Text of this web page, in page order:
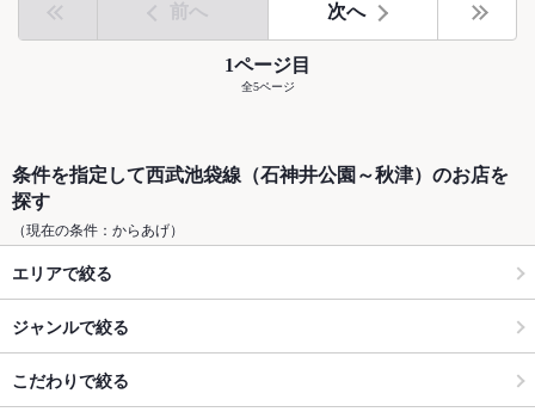
前へ 次へ
1ページ目
全5ページ
条件を指定して西武池袋線（石神井公園～秋津）のお店を
探す
（現在の条件：からあげ）
エリアで絞る
ジャンルで絞る
こだわりで絞る